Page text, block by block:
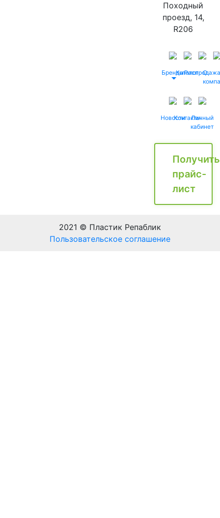
Походный
проезд, 14,
R206
БрендыКаталог
Распродажа
О
НовостиКонтактыЛичный
кабинет
Получить
прайс-
лист
2021 © Пластик Репаблик
Пользовательское соглашение